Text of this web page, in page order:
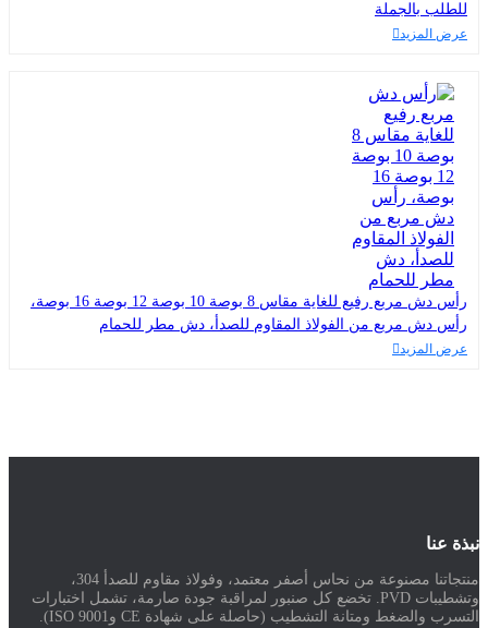
للطلب بالجملة
عرض المزيد
رأس دش مربع رفيع للغاية مقاس 8 بوصة 10 بوصة 12 بوصة 16 بوصة،
رأس دش مربع من الفولاذ المقاوم للصدأ، دش مطر للحمام
عرض المزيد
نبذة عنا
منتجاتنا مصنوعة من نحاس أصفر معتمد، وفولاذ مقاوم للصدأ 304،
وتشطيبات PVD. تخضع كل صنبور لمراقبة جودة صارمة، تشمل اختبارات
التسرب والضغط ومتانة التشطيب (حاصلة على شهادة CE وISO 9001).